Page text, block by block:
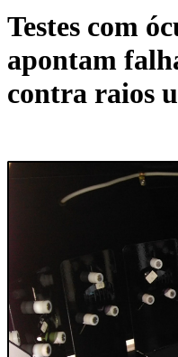
Testes com
apontam
contra raios